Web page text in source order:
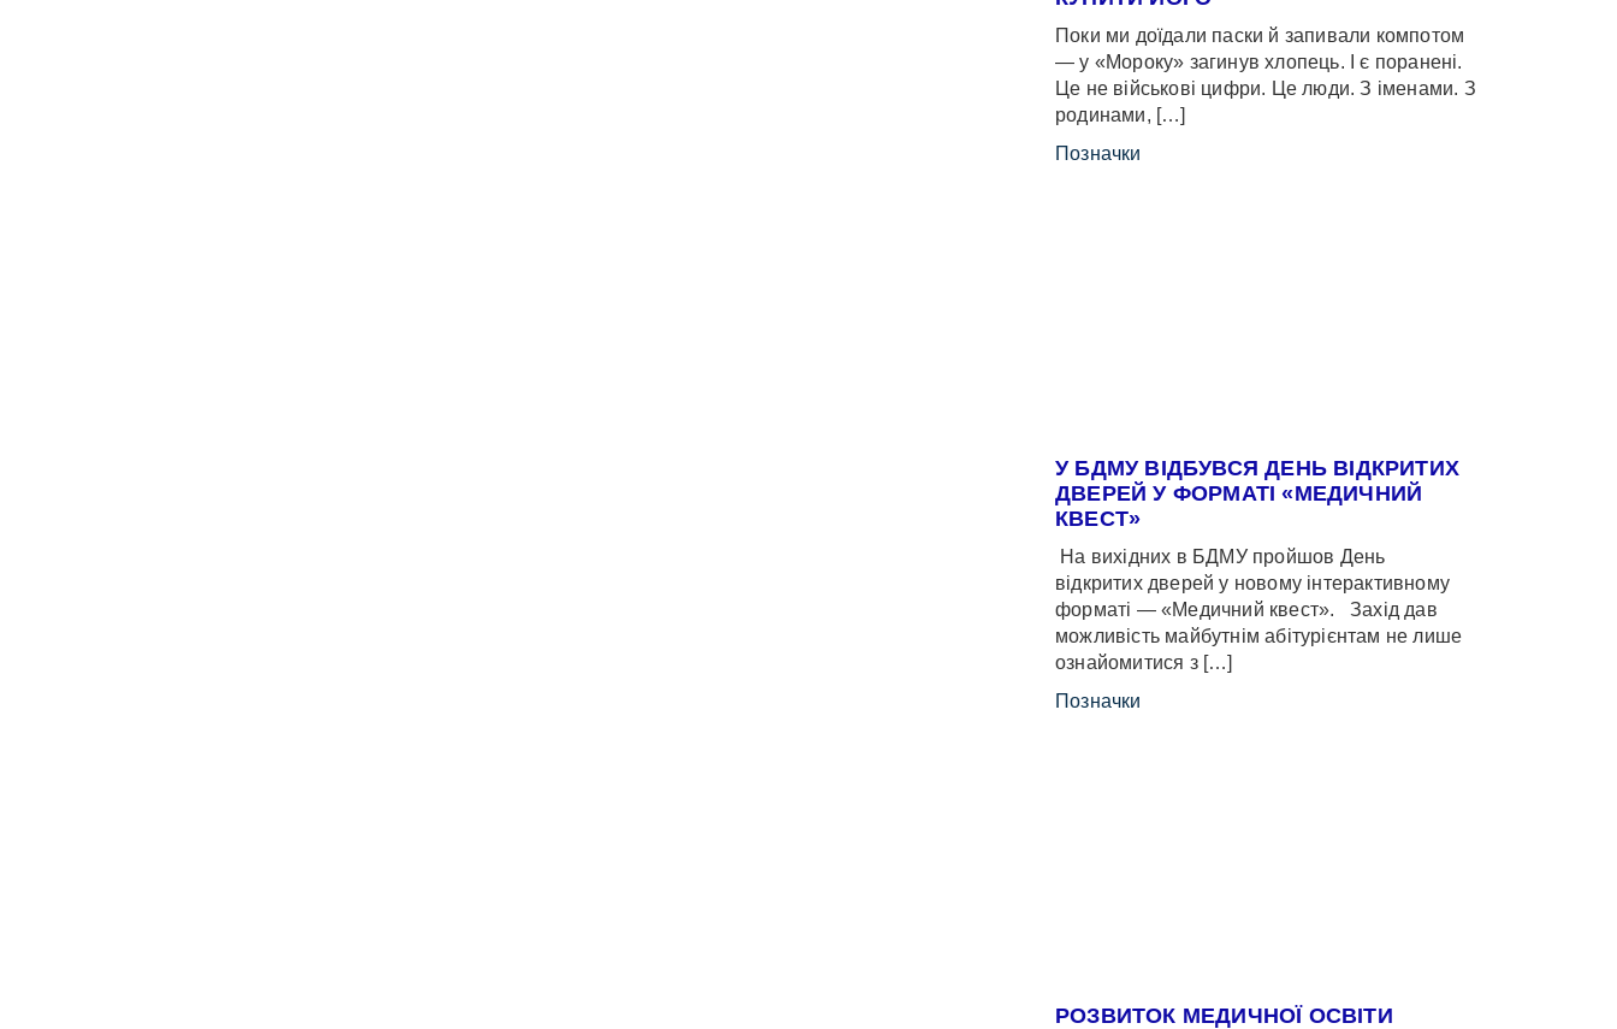
Поки ми доїдали паски й запивали компотом
— у «Мороку» загинув хлопець. І є поранені.
Це не військові цифри. Це люди. З іменами. З
родинами, […]
Позначки
У БДМУ ВІДБУВСЯ ДЕНЬ ВІДКРИТИХ
ДВЕРЕЙ У ФОРМАТІ «МЕДИЧНИЙ
КВЕСТ»
На вихідних в БДМУ пройшов День
відкритих дверей у новому інтерактивному
форматі — «Медичний квест». Захід дав
можливість майбутнім абітурієнтам не лише
ознайомитися з […]
Позначки
РОЗВИТОК МЕДИЧНОЇ ОСВІТИ